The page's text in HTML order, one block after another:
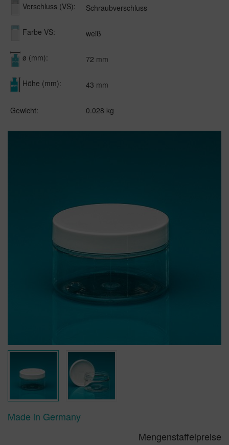
Verschluss (VS): Schraubverschluss
Farbe VS: weiß
ø (mm): 72 mm
Höhe (mm): 43 mm
Gewicht: 0.028 kg
Made in Germany
Mengenstaffelpreise